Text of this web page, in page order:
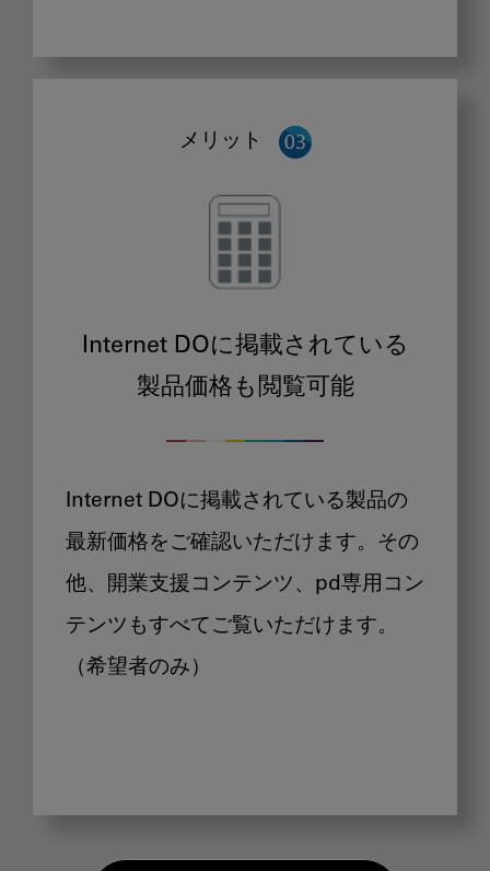
メリット
Internet DOに掲載されている
製品価格も閲覧可能
Internet DOに掲載されている製品の
最新価格をご確認いただけます。その
他、開業支援コンテンツ、pd専用コン
テンツもすべてご覧いただけます。
（希望者のみ）